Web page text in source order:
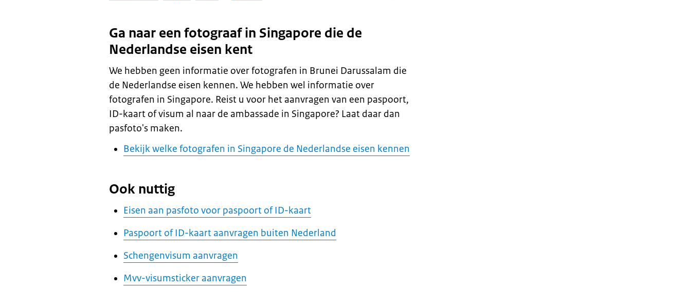
Ga naar een fotograaf in Singapore die de
Nederlandse eisen kent
We hebben geen informatie over fotografen in Brunei Darussalam die
de Nederlandse eisen kennen. We hebben wel informatie over
fotografen in Singapore. Reist u voor het aanvragen van een paspoort,
ID-kaart of visum al naar de ambassade in Singapore? Laat daar dan
pasfoto's maken.
Bekijk welke fotografen in Singapore de Nederlandse eisen kennen
Ook nuttig
Eisen aan pasfoto voor paspoort of ID-kaart
Paspoort of ID-kaart aanvragen buiten Nederland
Schengenvisum aanvragen
Mvv-visumsticker aanvragen